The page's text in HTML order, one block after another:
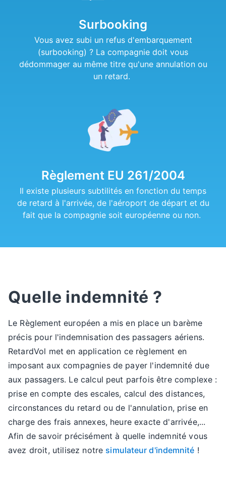
Surbooking
Vous avez subi un refus d'embarquement
(surbooking) ? La compagnie doit vous
dédommager au même titre qu'une annulation ou
un retard.
Règlement EU 261/2004
Il existe plusieurs subtilités en fonction du temps
de retard à l'arrivée, de l'aéroport de départ et du
fait que la compagnie soit européenne ou non.
Quelle indemnité ?
Le Règlement européen a mis en place un barème
précis pour l'indemnisation des passagers aériens.
RetardVol met en application ce règlement en
imposant aux compagnies de payer l'indemnité due
aux passagers. Le calcul peut parfois être complexe :
prise en compte des escales, calcul des distances,
circonstances du retard ou de l'annulation, prise en
charge des frais annexes, heure exacte d'arrivée,...
Afin de savoir précisément à quelle indemnité vous
avez droit, utilisez notre simulateur d'indemnité !